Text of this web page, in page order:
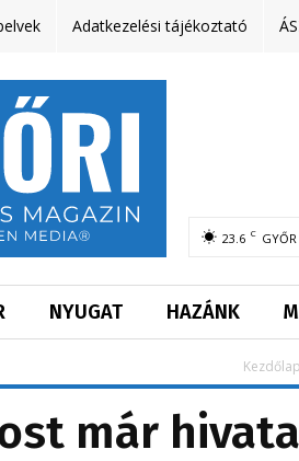
Adatkezelési tájékoztató
23.6 C GYŐR
NYUGAT HAZÁNK
Kezdőlap
már